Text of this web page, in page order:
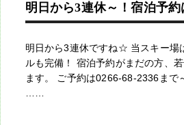
明日から3連休～！宿泊予約
明日から3連休ですね☆ 当スキー場
ルも完備！ 宿泊予約がまだの方、
ます。 ご予約は0266-68-2336まで